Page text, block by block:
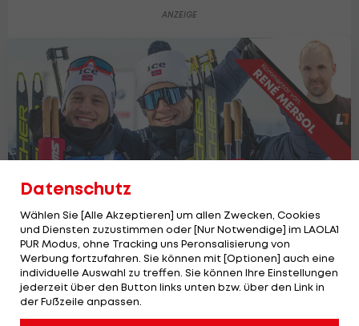
Der Biathlon verliert seine Könige: They
did it the Boe-way
Biathlon
Datenschutz
Wählen Sie [Alle Akzeptieren] um allen Zwecken, Cookies
und Diensten zuzustimmen oder [Nur Notwendige] im LAOLA1
PUR Modus, ohne Tracking uns Peronsalisierung von
Werbung fortzufahren. Sie können mit [Optionen] auch eine
individuelle Auswahl zu treffen. Sie können Ihre Einstellungen
jederzeit über den Button links unten bzw. über den Link in
der Fußzeile anpassen.